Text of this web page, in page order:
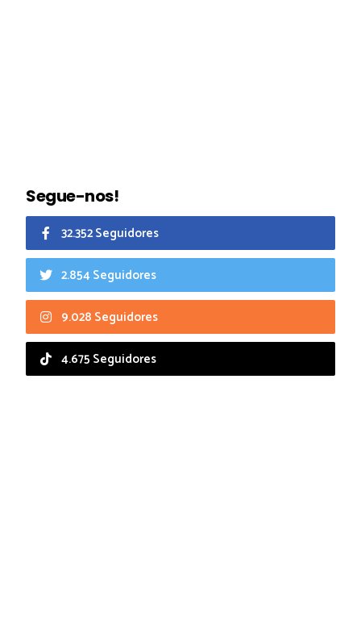
Segue-nos!
32.352 Seguidores
2.854 Seguidores
9.028 Seguidores
4.675 Seguidores